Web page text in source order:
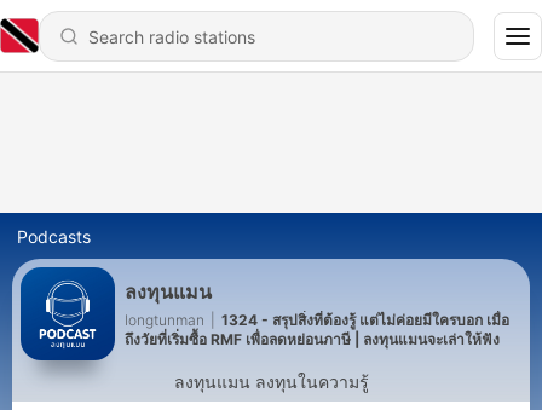
Podcasts
ลงทุนแมน
longtunman
1324 - สรุปสิ่งที่ต้องรู้ แต่ไม่ค่อยมีใครบอก เมื่อ
ถึงวัยที่เริ่มซื้อ RMF เพื่อลดหย่อนภาษี | ลงทุนแมนจะเล่าให้ฟัง
ลงทุนแมน ลงทุนในความรู้